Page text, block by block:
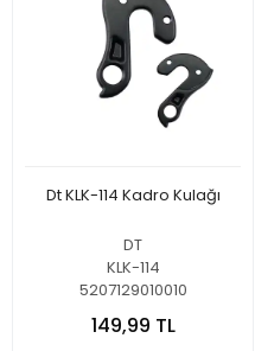
Dt KLK-114 Kadro Kulağı
DT
KLK-114
5207129010010
149,99 TL